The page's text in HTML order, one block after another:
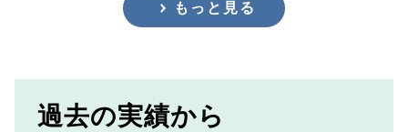
もっと見る
過去の実績から